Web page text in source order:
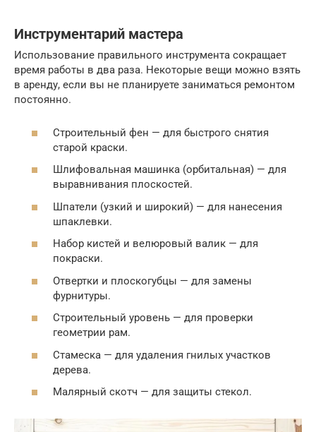
Инструментарий мастера
Использование правильного инструмента сокращает
время работы в два раза. Некоторые вещи можно взять
в аренду, если вы не планируете заниматься ремонтом
постоянно.
Строительный фен — для быстрого снятия
старой краски.
Шлифовальная машинка (орбитальная) — для
выравнивания плоскостей.
Шпатели (узкий и широкий) — для нанесения
шпаклевки.
Набор кистей и велюровый валик — для
покраски.
Отвертки и плоскогубцы — для замены
фурнитуры.
Строительный уровень — для проверки
геометрии рам.
Стамеска — для удаления гнилых участков
дерева.
Малярный скотч — для защиты стекол.